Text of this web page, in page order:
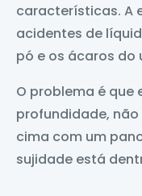
características. A
acidentes de
pó e os ácaros do
O problema é que
profundidade,
cima com um
sujidade está